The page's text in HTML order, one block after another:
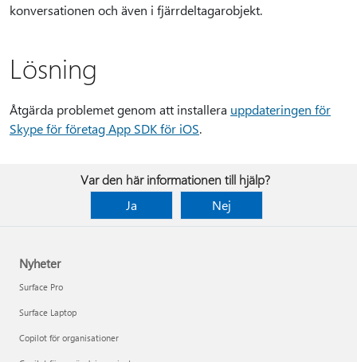
konversationen och även i fjärrdeltagarobjekt.
Lösning
Åtgärda problemet genom att installera uppdateringen för
Skype för företag App SDK för iOS.
Var den här informationen till hjälp?
Ja
Nej
Nyheter
Surface Pro
Surface Laptop
Copilot för organisationer